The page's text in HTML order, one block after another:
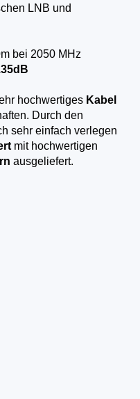
LNB und
bei 2050 MHz
hochwertiges Kabel
Durch den
sehr einfach verlegen
mit hochwertigen
ausgeliefert.